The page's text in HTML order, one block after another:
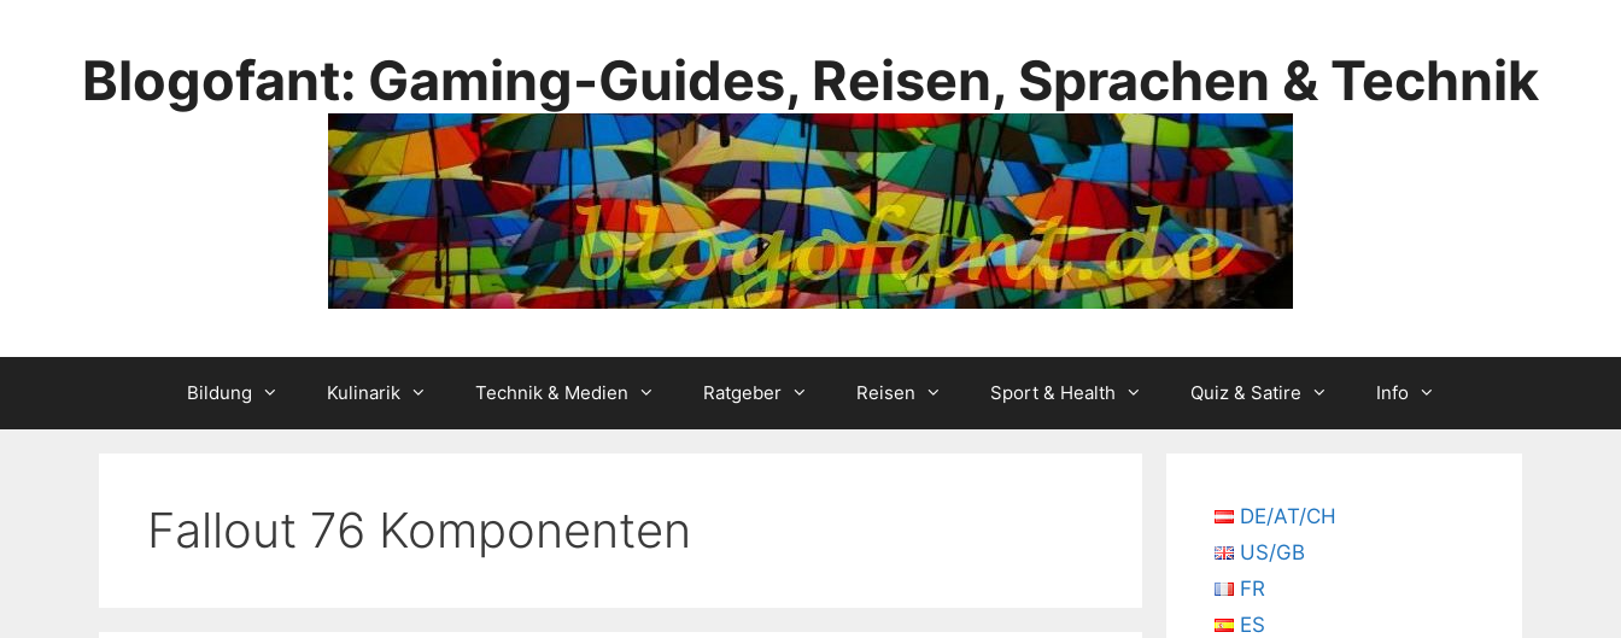
Blogofant: Gaming-Guides, Reisen, Sprachen & Technik
Bildung Kulinarik Technik & Medien Ratgeber Reisen Sport & Health Quiz & Satire Info
Fallout 76 Komponenten
DE/AT/CH
US/GB
FR
ES